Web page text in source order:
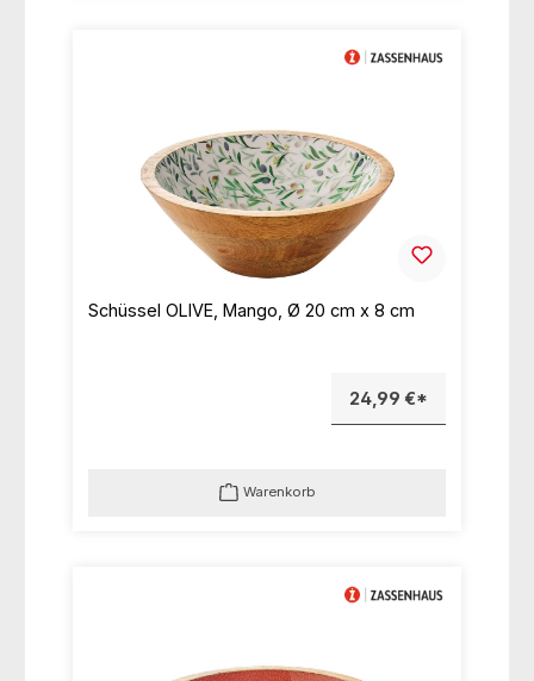
Schüssel OLIVE, Mango, Ø 20 cm x 8 cm
24,99 €*
Warenkorb